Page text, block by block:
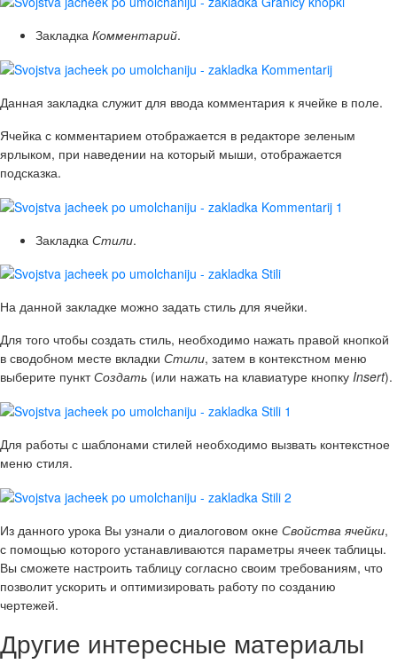
Закладка Комментарий.
Данная закладка служит для ввода комментария к ячейке в поле.
Ячейка с комментарием отображается в редакторе зеленым
ярлыком, при наведении на который мыши, отображается
подсказка.
Закладка Стили.
На данной закладке можно задать стиль для ячейки.
Для того чтобы создать стиль, необходимо нажать правой кнопкой
в сводобном месте вкладки Стили, затем в контекстном меню
выберите пунктСоздать (или нажать на клавиатуре кнопку Insert).
Для работы с шаблонами стилей необходимо вызвать контекстное
меню стиля.
Из данного урока Вы узнали о диалоговом окне Свойства ячейки,
с помощью которого устанавливаются параметры ячеек таблицы.
Вы сможете настроить таблицу согласно своим требованиям, что
позволит ускорить и оптимизировать работу по созданию
чертежей.
Другие интересные материалы